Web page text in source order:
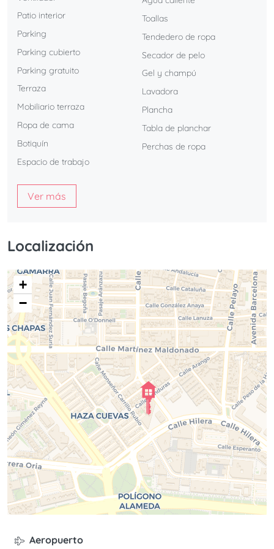
desean olvidarse de buscar aparcamiento.
Su diseño moderno, la calidad de sus acabados y la
comodidad de sus instalaciones hacen de este
apartamento el lugar ideal para disfrutar de Málaga con
todas las comodidades.
cuidamos cada detalle para ofrecerte
una estancia cómoda, elegante y memorable, donde solo
tendrás que preocuparte de disfrutar de la ciudad.
Patio interior
Parking
Parking cubierto
Parking gratuito
Terraza
Mobiliario terraza
Ropa de cama
Botiquín
Espacio de trabajo
Toallas
Tendedero de ropa
Secador de pelo
Gel y champú
Lavadora
Plancha
Tabla de planchar
Perchas de ropa
Ver más
Localización
+
−
Aeropuerto